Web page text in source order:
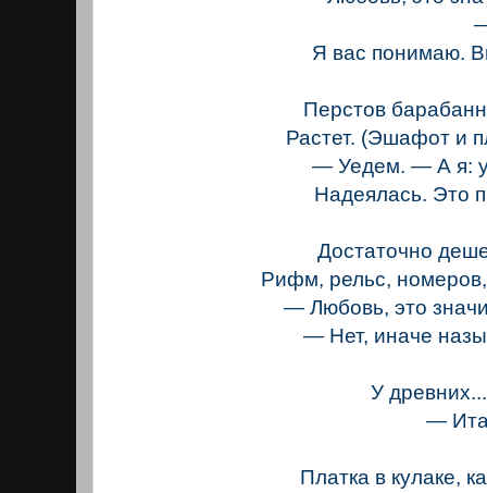
—
Я вас понимаю.
Перстов
Растет. (Эшафот и
— Уедем. — А я:
Надеялась. Это
Достаточно
Рифм, рельс, номеров,
— Любовь, это
— Нет, иначе
У древних...
—
Платка в кулаке,